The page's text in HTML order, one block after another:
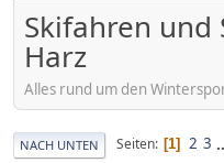
Skifahren und
Harz
Alles rund um den
NACH UNTEN Seiten 1 2 3